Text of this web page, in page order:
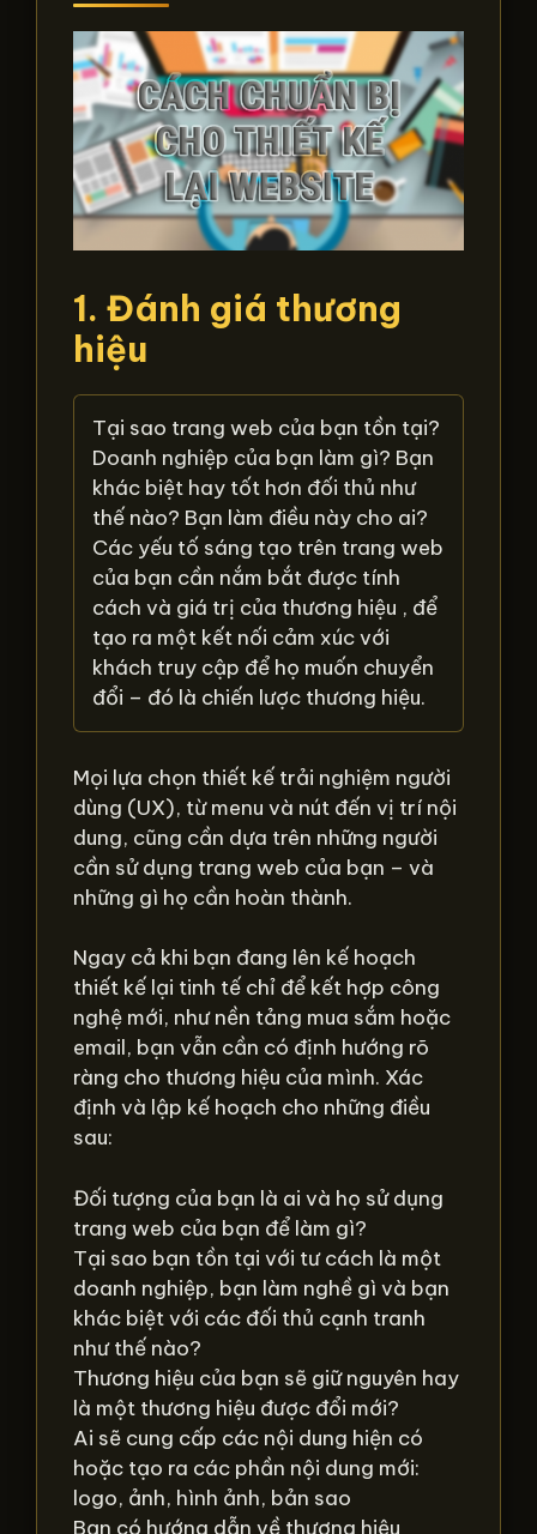
1. Đánh giá thương
hiệu
Tại sao trang web của bạn tồn tại?
Doanh nghiệp của bạn làm gì? Bạn
khác biệt hay tốt hơn đối thủ như
thế nào? Bạn làm điều này cho ai?
Các yếu tố sáng tạo trên trang web
của bạn cần nắm bắt được tính
cách và giá trị của thương hiệu , để
tạo ra một kết nối cảm xúc với
khách truy cập để họ muốn chuyển
đổi – đó là chiến lược thương hiệu.
Mọi lựa chọn thiết kế trải nghiệm người
dùng (UX), từ menu và nút đến vị trí nội
dung, cũng cần dựa trên những người
cần sử dụng trang web của bạn – và
những gì họ cần hoàn thành.
Ngay cả khi bạn đang lên kế hoạch
thiết kế lại tinh tế chỉ để kết hợp công
nghệ mới, như nền tảng mua sắm hoặc
email, bạn vẫn cần có định hướng rõ
ràng cho thương hiệu của mình. Xác
định và lập kế hoạch cho những điều
sau:
Đối tượng của bạn là ai và họ sử dụng
trang web của bạn để làm gì?
Tại sao bạn tồn tại với tư cách là một
doanh nghiệp, bạn làm nghề gì và bạn
khác biệt với các đối thủ cạnh tranh
như thế nào?
Thương hiệu của bạn sẽ giữ nguyên hay
là một thương hiệu được đổi mới?
Ai sẽ cung cấp các nội dung hiện có
hoặc tạo ra các phần nội dung mới:
logo, ảnh, hình ảnh, bản sao
Bạn có hướng dẫn về thương hiệu